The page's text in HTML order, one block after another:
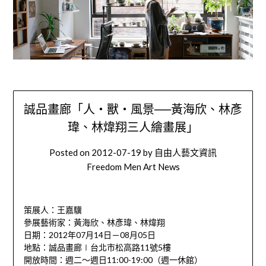
誠品畫廊「人‧獸‧風景──黃海欣、林彥
瑋、林煒翔三人繪畫展」
Posted on 2012-07-19 by 自由人藝文資訊
Freedom Men Art News
策展人：王嘉驥
參展藝術家：黃海欣、林彥瑋、林煒翔
日期：2012年07月14日－08月05日
地點：誠品畫廊∣台北市松高路11號5樓
開放時間：週二～週日11:00-19:00（週一休館）